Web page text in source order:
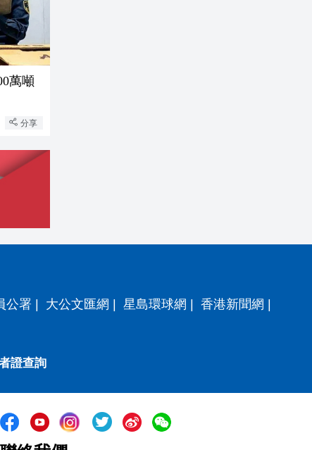
萬噸
分享
公署 大公文匯網 星島環球網 香港新聞網
證查詢